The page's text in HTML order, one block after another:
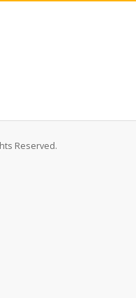
Reserved.